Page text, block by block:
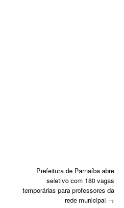
Prefeitura de Parnaíba abre
seletivo com 180 vagas
temporárias para professores da
rede municipal →